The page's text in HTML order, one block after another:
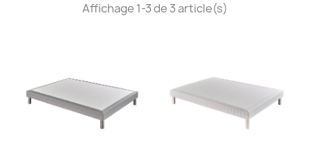
Affichage 1-3 de 3 article(s)